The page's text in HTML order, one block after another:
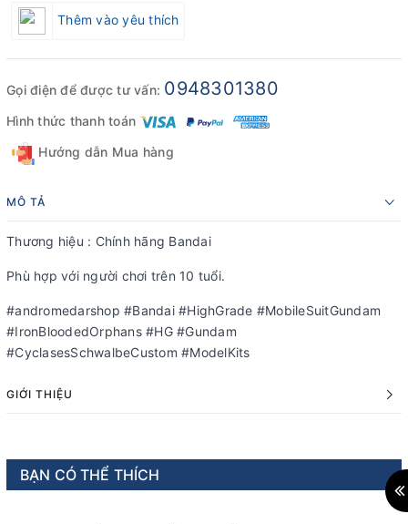
Thêm vào yêu thích
Gọi điện để được tư vấn: 0948301380
Hình thức thanh toán
Hướng dẫn Mua hàng
MÔ TẢ
Thương hiệu : Chính hãng Bandai
Phù hợp với người chơi trên 10 tuổi.
#andromedarshop #Bandai #HighGrade #MobileSuitGundam
#IronBloodedOrphans #HG #Gundam
#CyclasesSchwalbeCustom #ModelKits
GIỚI THIỆU
BẠN CÓ THỂ THÍCH